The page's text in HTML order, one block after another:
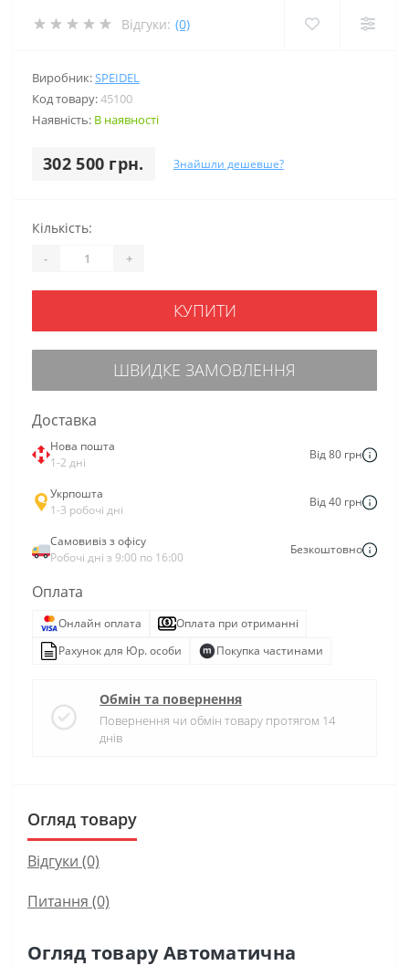
Відгуки: (0)
Виробник:SPEIDEL
Код товару:45100
Наявність: В наявності
302 500 грн. Знайшли дешевше?
Кількість:
- +
КУПИТИ
ШВИДКЕ ЗАМОВЛЕННЯ
Доставка
Нова пошта
1-2 дні
Від 80 грн
Укрпошта
1-3 робочі дні
Від 40 грн
Самовивіз з офісу
Робочі дні з 9:00 по 16:00
Безкоштовно
Оплата
Онлайн оплата
Оплата при отриманні
Рахунок для Юр. особи
Покупка частинами
Обмін та повернення
Повернення чи обмін товару протягом 14
днів
Огляд товару
Відгуки (0)
Питання (0)
Огляд товару Автоматична